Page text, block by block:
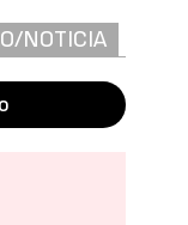
NOTICIA